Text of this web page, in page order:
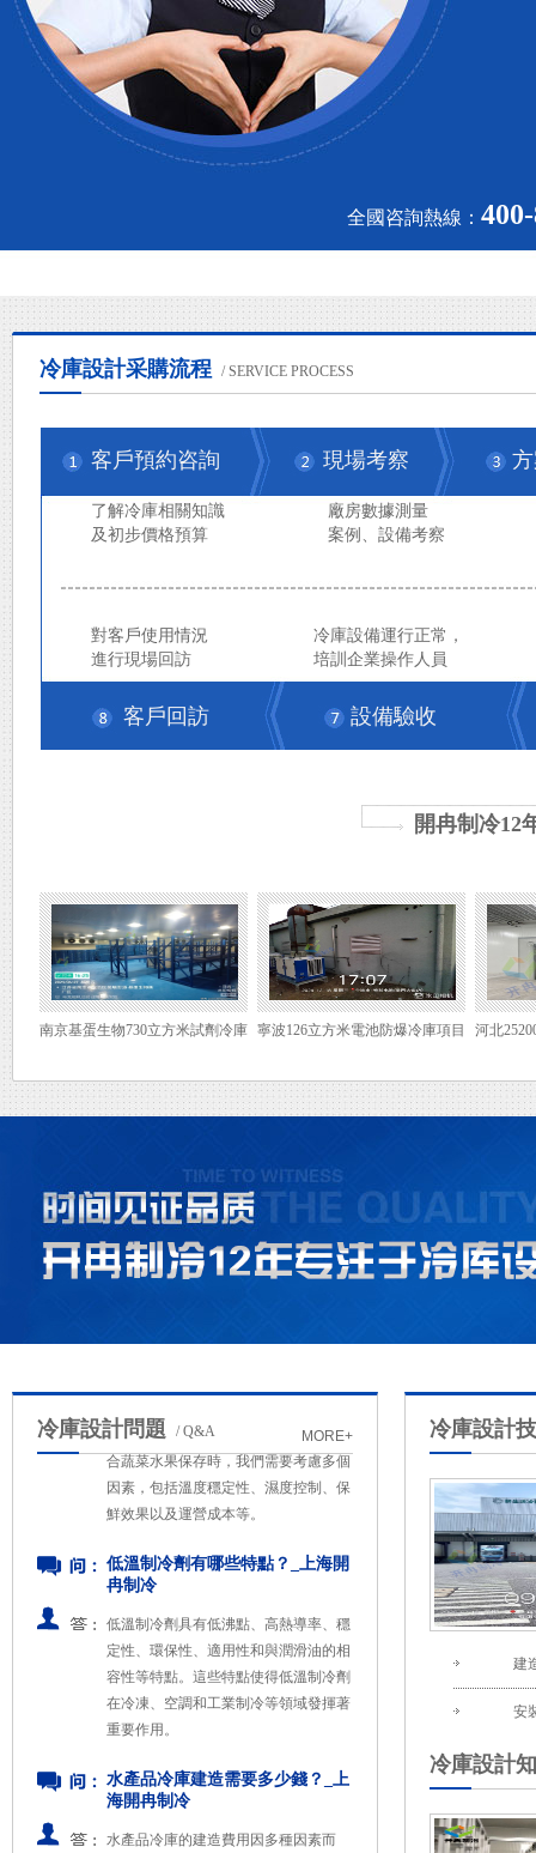
全國咨詢熱線：
冷庫設計采購流程 / SERVICE PROCESS
客戶預約咨詢 現場考察
客戶回訪 設備驗收
了解冷庫相關知識
及初步價格預算
廠房數據測量
案例、設備考察
對客戶使用情況
進行現場回訪
冷庫設備運行正常，
培訓企業操作人員
開冉制冷12
南京基蛋生物730立方米試劑冷庫 寧波126立方米電池防爆冷庫項目 河北
MORE+
冷庫設計問題 / Q&A
長時間
建造一個100平方米的肉類冷凍庫所需
的時間取決于多種因素，包括冷庫的規
模、設計復雜度、施工條件、設備質量
以及建造地點的具體情況等。
防爆冷庫的溫度范圍是根據存放物品的
范圍，并采取相應的措施來確保冷庫內
的溫度和濕度控制在合適的范圍內。
餐廳冷庫建多大合適？_上海開冉
制冷
餐廳冷庫的建設規模需要綜合考慮多個
因素，包括餐廳的規模、菜單種類、客
流量、食材的存儲周期以及未來需求的
變化等。
于儲存的化妝品的性質以及可能存在的
安全風險。如果冷庫中儲存的化妝品含
有易燃易爆成分，或者存在其他安全風
險，那么就需要考慮增加防爆措施和其
他安全設施來確保冷庫的安全運行。
保養、采用節能技術、提高人員管理水
平以及考慮地域因素與氣候條件等多個
方面入手。通過綜合運用這些措施，可
以有效降低冷凍庫的運營費用并提高經
濟效益。
儲存辣椒時可以選擇氣調保鮮冷庫或普
在建造冷庫時需要注意選址、保溫材
料、制冷設備、控制系統和衛生條件等
方面的要求。
鮮效果以及運營成本等。
低溫制冷劑有哪些特點？_上海開
冉制冷
定性、環保性、適用性和與潤滑油的相
容性等特點。這些特點使得低溫制冷劑
在冷凍、空調和工業制冷等領域發揮著
重要作用。
水產品冷庫建造需要多少錢？_上
海開冉制冷
異，包括冷庫的規模、類型、設備配
置、地理位置等。
冷庫設計
建
安
冷庫設計